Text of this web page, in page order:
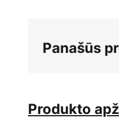
Panašūs
Produkto